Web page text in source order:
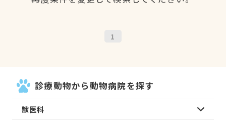
1
診療動物から動物病院を探す
獣医科